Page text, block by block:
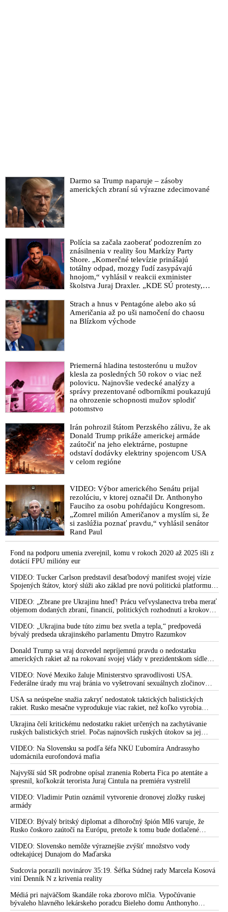
Bratr Jeffreyho Epsteina promluvil o tajných erotických
nahrávkách za účelem vydírání
VIDEO: Minidokument o pedofilnej sieti Jeffreyho Epsteina,
ktorú spravoval pre globálnu zločineckú elitu
VIDEO: Arcibiskup Viganò informoval o zatknutí človeka
prepojeného na americké elity v politike a showbiznise, ktorý
hrá úlohu v pedofilnej kauze okolo zneužívania maloletých detí
“Pizzagate”, prepojenej na štát v štáte a cirkev v cirkvi (Deep
State & Deep Church) a o zverejnení kompromitujúcich
videozáznamov Mossadu na významných politikov na Západe,
ak by protestovali proti masakrovaniu civilistov v Gaze. Tento
štýl vydierania sa podľa talianskeho duchovného uplatňoval
nielen počas covidizmu, ale aj v priebehu pretrvávajúcej vojny
na Ukrajine, ako prostriedok podvratného plánu globalistov, v
ktorom svoju významnú úlohu zohrala vplyvná temná skupina
pôsobiaca v katolíckej cirkvi, ktorá na pápežský stolec dosadila
jezuitu Jorge Maria Bergoglia
Člen BRICS Južná Afrika sa obrátila na súd so žalobou proti
sionizmu
VIDEO: Izraelskí vojaci objavili rozsiahlu sieť tunelov pod
mestom Gaza. Macron vyhlásil, že boj proti terorizmu
neznamená zrovnať Pásmo Gazy so zemou
VIDEO: Trojica izraelských rukojemníkov s bielou vlajkou
odchádzala zo zajatia Hamasu a vojaci sionistického režimu v
Izraeli ich napriek viditeľnému mierovému symbolu surovo
zastrelili
VIDEO: Nedovolím Izraelu opakovat chybu z Osla. Gaza
nebude ani Hamásstánem ani Fatáhstánem, prohlásil ve svém
šokujícím projevu sionista Netanyahu
VIDEO: Hamás přepadl izraelské vojáky v Gaze. Zabit byl i
plukovník elitní vojenské jednotky
OSN schválilo drvivou väčšinou rezolúciu, ktorá žiada
Česká republika boli proti. Slovensko, Maďarsko a Nemecko
sa zdržali hlasovať
Sionista Netanjahu v rozhovore s Putinom kritizoval Rusko, že
si dovolilo v OSN hlasovať za rezolúciu vyzývajúcu na
prímerie v Gaze. Izraelskí rukojemníci neopustia Gazu živí,
kým nebudú splnené požiadavky, uviedlo medzitým hnutie
Hamas
USA vetovali rezolúciu OSN vyzývajúcu na prímerie v Pásme
Gazy. Palestínsky prezident Abbás v reakcii obvinil Spojené
štáty zo zodpovednosti za pokračujúce vraždenie detí v Gaze.
Turecký prezident Erdogan vyzval po šokujúcom výsledku
tohto hlasovania na reformu Bezpečnostnej rady OSN.
Bidenov režim to zaklincoval rozhodnutím, že bez súhlasu
Kongresu schválil predaj munície Izraelu
Vodca sionistického režimu Netanjahu oznámil zámer naďalej
pokračovať vo vojne proti Hamasu až do jeho zničenia.
Macron varuje, že to môže viesť k desaťročnej vojne
VIDEO: Turecký prezident Erdogan označil Izrael za
teroristický štát a izraelského premiéra Netanjahua
nazval„mäsiarom z Gazy“, ktorý svojím konaním vyvoláva po
celom svete antisemitizmus
VIDEO: Vyhladíme celou Gazu, zpívají izraelské děti
Netanjahuova vláda schválila dohodu o dočasnom prímerí v
Gaze. Putin počas summitu BRICS pripísal vinu za krízu na
Blízkom východe zlyhaniu americkej diplomacie v tomto
Šéf diplomacie EÚ Borrell považuje vznik palestínskeho štátu
za záruku bezpečnosti Izraela
Prečo USA potrebujú vojnu v Gaze
VIDEO: Židovka, ktorá prežila holokaust, vystúpila ostro proti
sionistickému Izraelu vraždiaceho Palsetínčanov a obvinila
Darmo sa Trump naparuje – zásoby
amerických zbraní sú výrazne zdecimované
Polícia sa začala zaoberať podozrením zo
znásilnenia v reality šou Markízy Party
Shore. „Komerčné televízie prinášajú
totálny odpad, mozgy ľudí zasypávajú
hnojom,“ vyhlásil v reakcii exminister
školstva Juraj Draxler. „KDE SÚ protesty,
pracovníkov?“ spýtal sa
Strach a hnus v Pentagóne alebo ako sú
Američania až po uši namočení do chaosu
na Blízkom východe
Priemerná hladina testosterónu u mužov
klesla za posledných 50 rokov o viac než
polovicu. Najnovšie vedecké analýzy a
správy prezentované odborníkmi poukazujú
na ohrozenie schopnosti mužov splodiť
potomstvo
Irán pohrozil štátom Perzského zálivu, že ak
Donald Trump prikáže americkej armáde
zaútočiť na jeho elektrárne, postupne
odstaví dodávky elektriny spojencom USA
v celom regióne
VIDEO: Výbor amerického Senátu prijal
rezolúciu, v ktorej označil Dr. Anthonyho
Fauciho za osobu pohŕdajúcu Kongresom.
„Zomrel milión Američanov a myslím si, že
si zaslúžia poznať pravdu,“ vyhlásil senátor
Rand Paul
Fond na podporu umenia zverejnil, komu v rokoch 2020 až 2025 išli z
dotácií FPU milióny eur
VIDEO: Tucker Carlson predstavil desaťbodový manifest svojej vízie
Spojených štátov, ktorý slúži ako základ pre novú politickú platformu
odštiepeneckej frakcie hnutia MAGA
VIDEO: „Zbrane pre Ukrajinu hneď! Prácu veľvyslanectva treba merať
objemom dodaných zbraní, financií, politických rozhodnutí a krokov
tlaku na nepriateľa,“ povedal Volodymyr Zelenskyj zhromaždeným
ukrajinským diplomatom v Kyjeve. Donald Trump mu potom odkázal,
že USA Ukrajine nedodajú protiraketové systémy Patriot
VIDEO: „Ukrajina bude túto zimu bez svetla a tepla,“ predpovedá
bývalý predseda ukrajinského parlamentu Dmytro Razumkov
Donald Trump sa vraj dozvedel nepríjemnú pravdu o nedostatku
amerických rakiet až na rokovaní svojej vlády v prezidentskom sídle
Camp David v Marylande, a preto musel odložiť plánované útoky na
Irán. Prezident USA sa pre to údajne pohádal so šéfom Pentagónu, lebo
bol presvedčený o opaku
VIDEO: Nové Mexiko žaluje Ministerstvo spravodlivosti USA.
Federálne úrady mu vraj bránia vo vyšetrovaní sexuálnych zločinov
organizátora pedofilnej siete Jeffreyho Epsteina. Ten mal nariadiť, aby
dve dievčatá zo zahraničia, ktoré boli uškrtené počas drsného
fetišistického sexu, pochovali v blízkosti jeho ranča v tomto americkom
štáte
USA sa neúspešne snažia zakryť nedostatok taktických balistických
rakiet. Rusko mesačne vyprodukuje viac rakiet, než koľko vyrobia
všetci producenti systémov Patriot dohromady
Ukrajina čelí kritickému nedostatku rakiet určených na zachytávanie
ruských balistických striel. Počas najnovších ruských útokov sa jej
nepodarilo zostreliť ani jednu. Volodymyr Zelenskyj sa v zúfalstve snaží
prostredníctvom NATO zabezpečiť ich dodávky
VIDEO: Na Slovensku sa podľa šéfa NKÚ Ľubomíra Andrassyho
udomácnila eurofondová mafia
Najvyšší súd SR podrobne opísal zranenia Roberta Fica po atentáte a
spresnil, koľkokrát terorista Juraj Cintula na premiéra vystrelil
VIDEO: Vladimir Putin oznámil vytvorenie dronovej zložky ruskej
armády
VIDEO: Bývalý britský diplomat a dlhoročný špión MI6 varuje, že
Rusko čoskoro zaútočí na Európu, pretože k tomu bude dotlačené
rovnako, ako bolo dotlačené k invázii na Ukrajinu v roku 2022.
Zelenskyj medzitým v Kyjeve naliehal na zhromaždených diplomatov,
aby vo svete zháňali energie pre Ukrajinu na zimu. Putin vraj bude
mobilizovať a vojna sa do zimy pravdepodobne neskončí
VIDEO: Slovensko nemôže výraznejšie zvýšiť množstvo vody
odtekajúcej Dunajom do Maďarska
Sudcovia porazili novinárov 35:19. Šéfka Súdnej rady Marcela Kosová
viní Denník N z krivenia reality
Médiá pri najväčšom škandále roka zborovo mlčia. Vypočúvanie
bývaleho hlavného lekárskeho poradcu Bieleho domu Anthonyho